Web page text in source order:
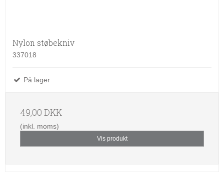
Nylon støbekniv
337018
På lager
49,00 DKK
(inkl. moms)
Vis produkt